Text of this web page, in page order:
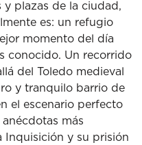
y plazas de la ciudad,
es: un refugio
momento del día
conocido. Un recorrido
del Toledo medieval
y tranquilo barrio de
el escenario perfecto
más
Inquisición y su prisión